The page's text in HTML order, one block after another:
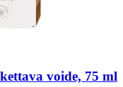
voide, 75 ml